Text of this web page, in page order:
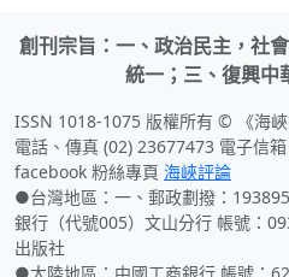
創刊宗旨：一、政治民主，社
統一；三、復興中
ISSN 1018-1075 版權所有 © 《海
電話、傳真 (02) 23677473 電子信箱
facebook 粉絲專頁 海峽評論
●台灣地區：一、郵政劃撥：
銀行（代號005）文山分行 帳號：
出版社